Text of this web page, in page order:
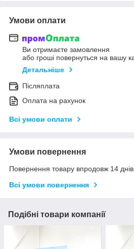
Умови оплати
Ви отримаєте замовлення
або гроші повернуться на вашу
Детальніше
Післяплата
Оплата на рахунок
Всі умови оплати
Умови повернення
Повернення товару впродовж 14
Всі умови повернення
Подібні товари компанії